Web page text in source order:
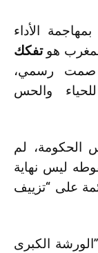
الأداء
هوتفكك
رسمي،
والحس
الحكومة، لم
ليس نهاية
على “تزييف
الكبرى